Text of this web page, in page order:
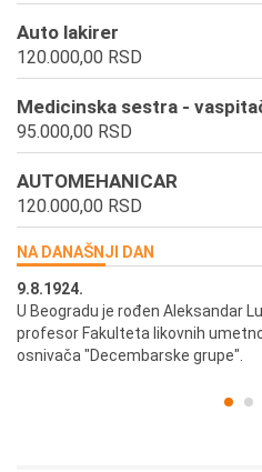
Auto lakirer
120.000,00 RSD
Medicinska sestra -
95.000,00 RSD
AUTOMEHANICAR
120.000,00 RSD
NA DANAŠNJI DAN
9.8.1924.
U Beogradu je rođen Aleksandar
profesor Fakulteta likovnih
osnivača "Decembarske grupe".